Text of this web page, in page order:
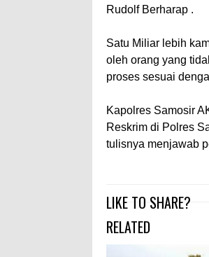
Rudolf Berharap .
Satu Miliar lebih
oleh orang yang
proses sesuai
Kapolres Samosir
Reskrim di Polres
tulisnya menjawab
LIKE TO SHARE?
RELATED